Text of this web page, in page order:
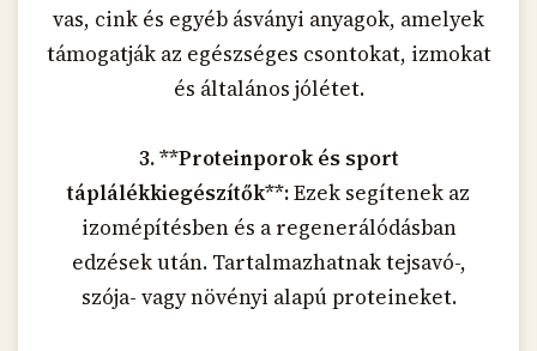
vas, cink és egyéb ásványi anyagok, amelyek
támogatják az egészséges csontokat, izmokat
és általános jólétet.
3. **Proteinporok és sport
táplálékkiegészítők**:Ezek segítenek az
izomépítésben és a regenerálódásban
edzések után. Tartalmazhatnak tejsavó-,
szója- vagy növényi alapú proteineket.